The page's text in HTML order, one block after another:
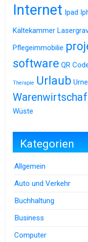
Internet Ipad
Kältekammer
Pflegeimmobilie
software QR
Therapie Urlaub
Wüste
Kategorien
Allgemein
Auto und Verkehr
Buchhaltung
Business
Computer